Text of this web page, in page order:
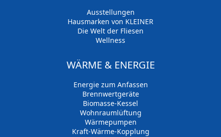
Ausstellungen
Hausmarken von KLEINER
Die Welt der Fliesen
Wellness
WÄRME & ENERGIE
Energie zum Anfassen
Brennwertgeräte
Biomasse-Kessel
Wohnraumlüftung
Wärmepumpen
Kraft-Wärme-Kopplung